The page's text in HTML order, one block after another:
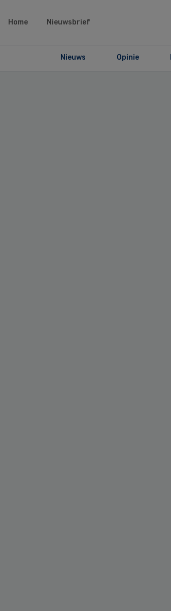
Home Nieuwsbrief
Nieuws Opinie